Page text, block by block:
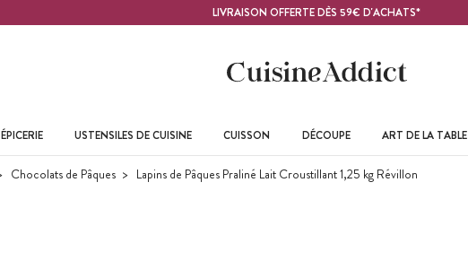
LIVRAISON OFFERTE DÈS 59€ D'ACHATS*
ÉPICERIE USTENSILES DE CUISINE CUISSON DÉCOUPE ART DE LA TABLE
Chocolats de Pâques Lapins de Pâques Praliné Lait Croustillant 1,25 kg Révillon